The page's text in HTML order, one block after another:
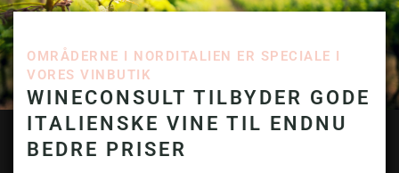
OMRÅDERNE I NORDITALIEN ER SPECIALE I
VORES VINBUTIK
WINECONSULT TILBYDER GODE
ITALIENSKE VINE TIL ENDNU
BEDRE PRISER